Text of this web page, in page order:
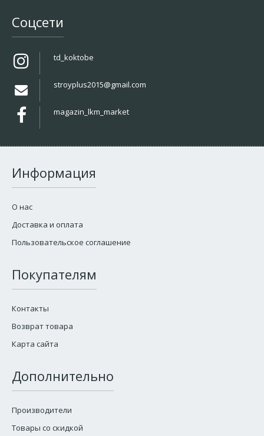
Соцсети
td_koktobe
stroyplus2015@gmail.com
magazin_lkm_market
Информация
О нас
Доставка и оплата
Пользовательское соглашение
Покупателям
Контакты
Возврат товара
Карта сайта
Дополнительно
Производители
Товары со скидкой